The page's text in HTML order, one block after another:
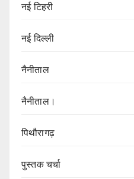
नई टिहरी
नई दिल्ली
नैनीताल
नैनीताल।
पिथौरागढ़
पुस्तक चर्चा